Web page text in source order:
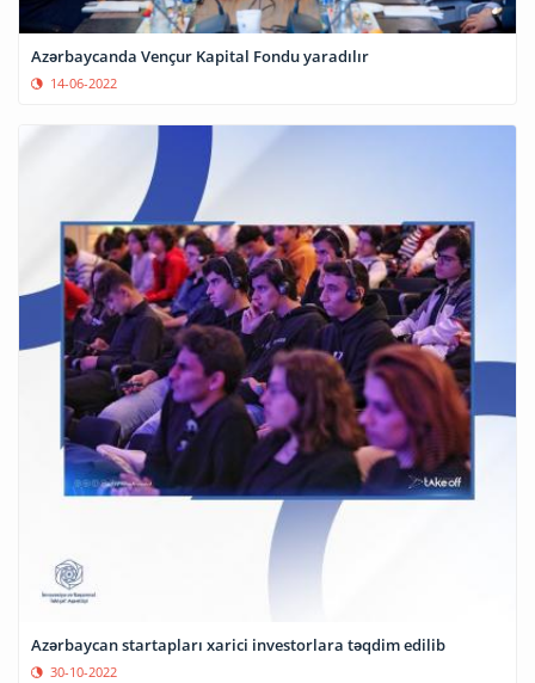
Azərbaycanda Vençur Kapital Fondu yaradılır
14-06-2022
Azərbaycan startapları xarici investorlara təqdim edilib
30-10-2022